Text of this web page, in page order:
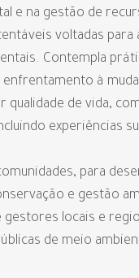
e na gestão de
voltadas para
Contempla
à
de vida,
experiências
para
e gestão
gestores locais e
de meio